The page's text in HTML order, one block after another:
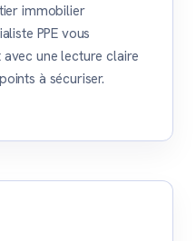
immobilier
PPE vous
une lecture claire
à sécuriser.